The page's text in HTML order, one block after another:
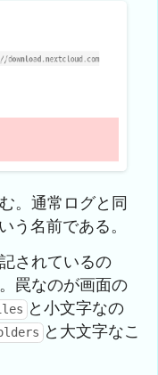
。通常ログと同
う名前である。
されているの
罠なのが画面の
と小文字なの
と大文字なこ